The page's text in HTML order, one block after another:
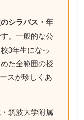
シラバス・年
。一般的な公
3年生になっ
た全範囲の授
スが珍しくあ
筑波大学附属